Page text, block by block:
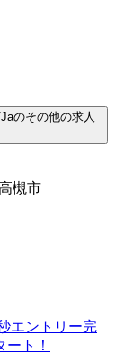
のその他の求人
槻市
エントリー完
ト！